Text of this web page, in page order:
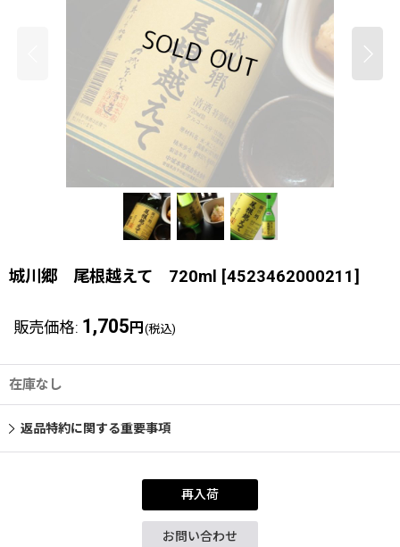
城川郷 尾根越えて 720ml [4523462000211]
販売価格: 1,705 円 (税込)
在庫なし
返品特約に関する重要事項
再入荷
お問い合わせ